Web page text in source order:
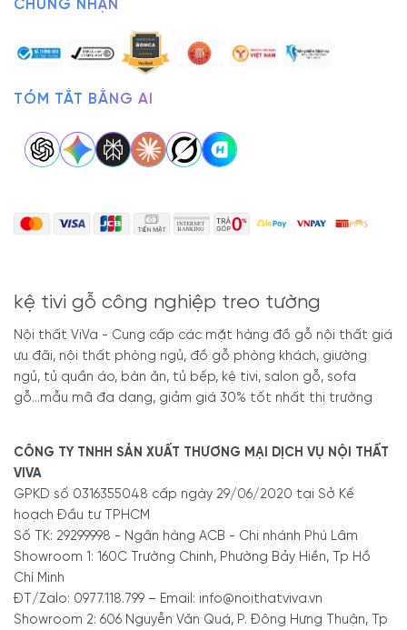
kệ tivi gỗ công nghiệp treo tường
Nội thất ViVa - Cung cấp các mặt hàng đồ gỗ nội thất giá
ưu đãi, nội thất phòng ngủ, đồ gỗ phòng khách, giường
ngủ, tủ quần áo, bàn ăn, tủ bếp, kệ tivi, salon gỗ, sofa
gỗ...mẫu mã đa dạng, giảm giá 30% tốt nhất thị trường
CHỨNG NHẬN
TÓM TẮT BẰNG AI
CÔNG TY TNHH SẢN XUẤT THƯƠNG MẠI DỊCH VỤ NỘI THẤT
VIVA
GPKD số 0316355048 cấp ngày 29/06/2020 tại Sở Kế
hoạch Đầu tư TPHCM
Số TK: 29299998 - Ngân hàng ACB - Chi nhánh Phú Lâm
Showroom 1: 160C Trường Chinh, Phường Bảy Hiền, Tp Hồ
Chí Minh
ĐT/Zalo: 0977.118.799 – Email: info@noithatviva.vn
Showroom 2: 606 Nguyễn Văn Quá, P. Đông Hưng Thuận, Tp